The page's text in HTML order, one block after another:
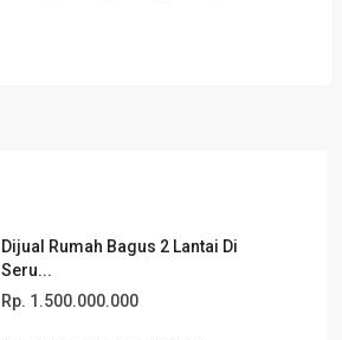
Dijual Rumah Bagus 2 Lantai Di
Seru...
Rp. 1.500.000.000